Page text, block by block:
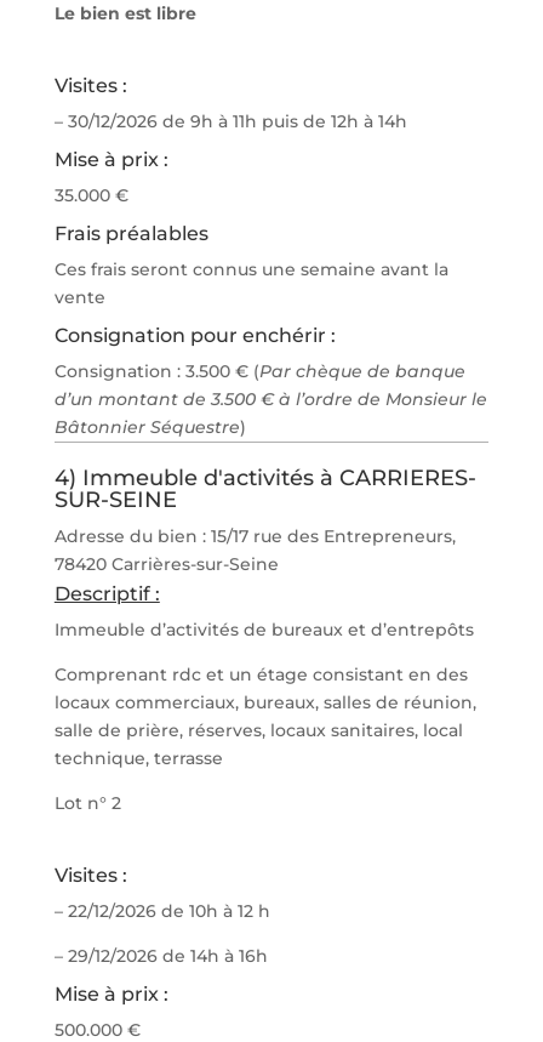
Le bien est libre
Visites :
– 30/12/2026 de 9h à 11h puis de 12h à 14h
Mise à prix :
35.000 €
Frais préalables
Ces frais seront connus une semaine avant la
vente
Consignation pour enchérir :
Consignation : 3.500 € (Par chèque de banque
d’un montant de 3.500 € à l’ordre de Monsieur le
Bâtonnier Séquestre)
4) Immeuble d'activités à CARRIERES-
SUR-SEINE
Adresse du bien : 15/17 rue des Entrepreneurs,
78420 Carrières-sur-Seine
Descriptif :
Immeuble d’activités de bureaux et d’entrepôts
Comprenant rdc et un étage consistant en des
locaux commerciaux, bureaux, salles de réunion,
salle de prière, réserves, locaux sanitaires, local
technique, terrasse
Lot n° 2
Visites :
– 22/12/2026 de 10h à 12 h
– 29/12/2026 de 14h à 16h
Mise à prix :
500.000 €